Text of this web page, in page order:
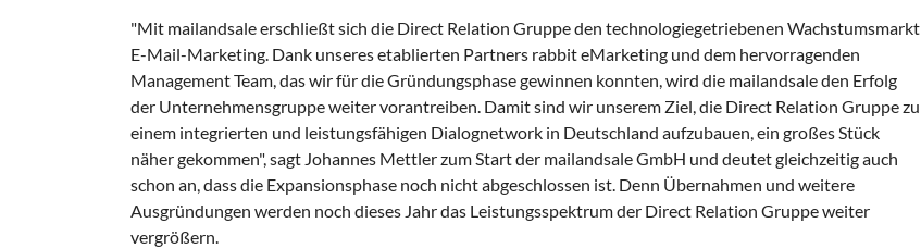
"Mit mailandsale erschließt sich die Direct Relation Gruppe den technologiegetriebenen Wachstumsmarkt
E-Mail-Marketing. Dank unseres etablierten Partners rabbit eMarketing und dem hervorragenden
Management Team, das wir für die Gründungsphase gewinnen konnten, wird die mailandsale den Erfolg
der Unternehmensgruppe weiter vorantreiben. Damit sind wir unserem Ziel, die Direct Relation Gruppe zu
einem integrierten und leistungsfähigen Dialognetwork in Deutschland aufzubauen, ein großes Stück
näher gekommen", sagt Johannes Mettler zum Start der mailandsale GmbH und deutet gleichzeitig auch
schon an, dass die Expansionsphase noch nicht abgeschlossen ist. Denn Übernahmen und weitere
Ausgründungen werden noch dieses Jahr das Leistungsspektrum der Direct Relation Gruppe weiter
vergrößern.